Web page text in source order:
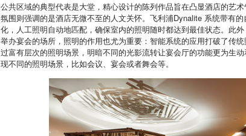
公共区域的典型代表是大堂，精心设计的陈列作品旨在凸显酒店的艺
氛围则强调的是酒店无微不至的人文关怀。飞利浦Dynalite 系统带有
化，人工照明自动地匹配，确保室内的照明随时都达到最佳状态。此
举办宴会的场所，照明的作用也尤为重要：智能系统的应用打破了传
过富有层次的照明场景，明暗不同的光影流转让宴会厅的功能更为生
现不同的照明场景，比如会议、宴会或者舞会等。